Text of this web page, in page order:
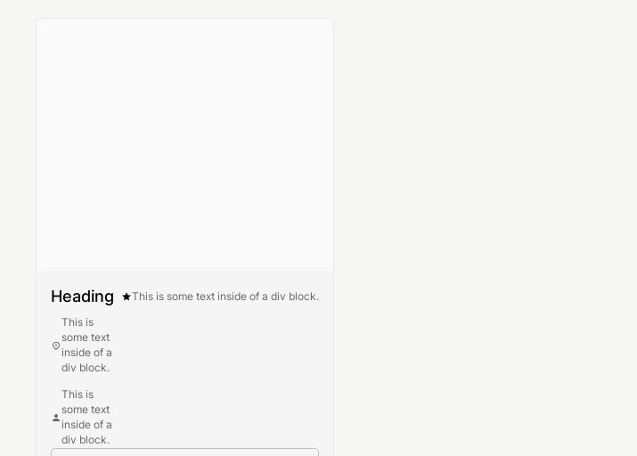
Heading
This is
some text
inside of a
div block.
This is
some text
inside of a
div block.
This is some text inside of a div block.